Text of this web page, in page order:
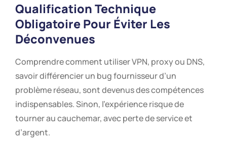
Qualification Technique
Obligatoire Pour Éviter Les
Déconvenues
Comprendre comment utiliser VPN, proxy ou DNS,
savoir différencier un bug fournisseur d’un
problème réseau, sont devenus des compétences
indispensables. Sinon, l’expérience risque de
tourner au cauchemar, avec perte de service et
d’argent.